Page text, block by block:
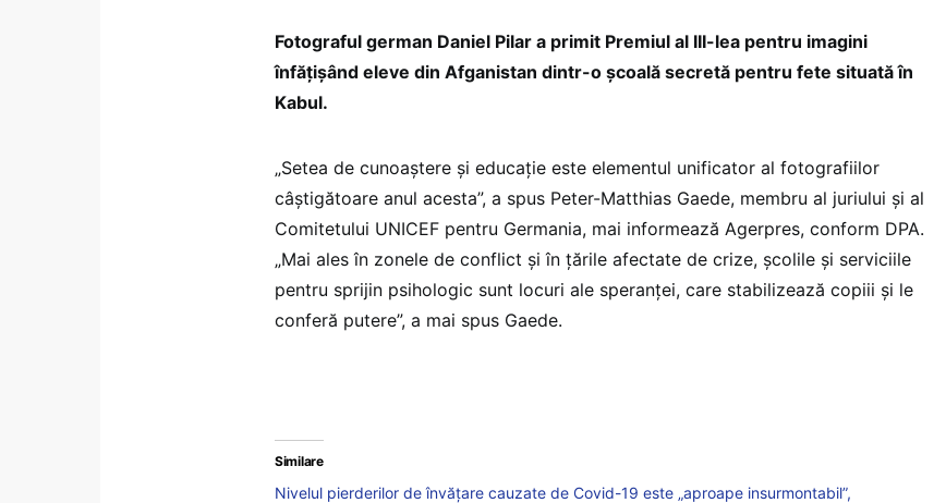
Fotograful german Daniel Pilar a primit Premiul al III-lea pentru imagini
înfăţişând eleve din Afganistan dintr-o şcoală secretă pentru fete situată în
Kabul.
„Setea de cunoaştere şi educaţie este elementul unificator al fotografiilor
câştigătoare anul acesta”, a spus Peter-Matthias Gaede, membru al juriului şi al
Comitetului UNICEF pentru Germania, mai informează Agerpres, conform DPA.
„Mai ales în zonele de conflict şi în ţările afectate de crize, şcolile şi serviciile
pentru sprijin psihologic sunt locuri ale speranţei, care stabilizează copiii şi le
conferă putere”, a mai spus Gaede.
Similare
Nivelul pierderilor de învățare cauzate de Covid-19 este „aproape insurmontabil”,